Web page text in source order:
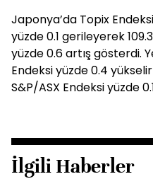
Japonya’da Topix
yüzde 0.1 gerileyerek
yüzde 0.6 artış gösterdi.
Endeksi yüzde 0.4
S&P/ASX Endeksi yüzde
İlgili Haberler